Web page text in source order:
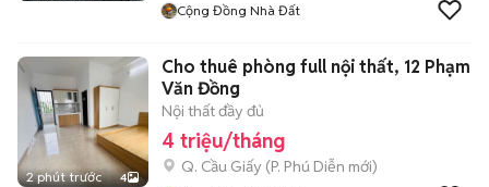
Cộng Đồng Nhà Đất
2 phút trước 4
Cho thuê phòng full nội thất, 12 Phạm
Văn Đồng
Nội thất đầy đủ
4 triệu/tháng
Q. Cầu Giấy (P. Phú Diễn mới)